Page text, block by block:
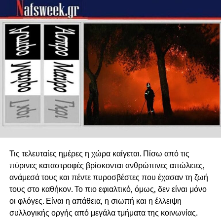
Τις τελευταίες ημέρες η χώρα καίγεται. Πίσω από τις
πύρινες καταστροφές βρίσκονται ανθρώπινες απώλειες,
ανάμεσά τους και πέντε πυροσβέστες που έχασαν τη ζωή
τους στο καθήκον. Το πιο εφιαλτικό, όμως, δεν είναι μόνο
οι φλόγες. Είναι η απάθεια, η σιωπή και η έλλειψη
συλλογικής οργής από μεγάλα τμήματα της κοινωνίας.